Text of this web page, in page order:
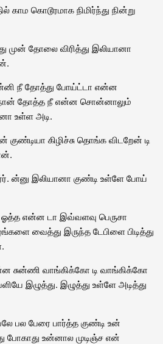
கொடூரமாக நிமிர்ந்து நின்று
முன் தோலை விரித்து இலியானா
நீ தோத்து போய்ட்டா என்ன
தோத்த நீ என்ன சொன்னாலும்
உள்ள அடி.
கிழிச்சு தொங்க விடறேன் டி
ன்னு இலியானா குண்டி உள்ளே போய்
என்ன டா இவ்வளவு பெருசா
வைத்து இருந்த டேபிளை பிடித்து
சுன்ணி வாங்கிக்கோ டி வாங்கிக்கோ
இழுத்து. இழுத்து உள்ளே அடித்து
பல பேரை பார்த்த குண்டி உன்
போகாது உன்னால முடிஞ்ச என்